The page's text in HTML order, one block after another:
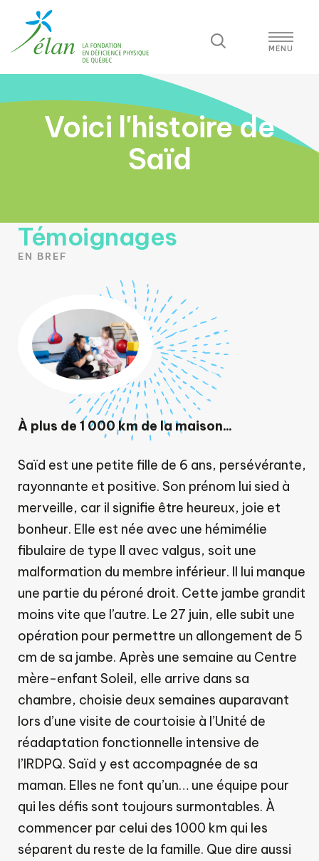
Voici l'histoire de
Saïd
Témoignages
EN BREF
À plus de 1 000 km de la maison...
Saïd est une petite fille de 6 ans, persévérante,
rayonnante et positive. Son prénom lui sied à
merveille, car il signifie être heureux, joie et
bonheur. Elle est née avec une hémimélie
fibulaire de type II avec valgus, soit une
malformation du membre inférieur. Il lui manque
une partie du péroné droit. Cette jambe grandit
moins vite que l’autre. Le 27 juin, elle subit une
opération pour permettre un allongement de 5
cm de sa jambe. Après une semaine au Centre
mère-enfant Soleil, elle arrive dans sa
chambre, choisie deux semaines auparavant
lors d’une visite de courtoisie à l’Unité de
réadaptation fonctionnelle intensive de
l’IRDPQ. Saïd y est accompagnée de sa
maman. Elles ne font qu’un… une équipe pour
qui les défis sont toujours surmontables. À
commencer par celui des 1000 km qui les
séparent du reste de la famille. Que dire aussi